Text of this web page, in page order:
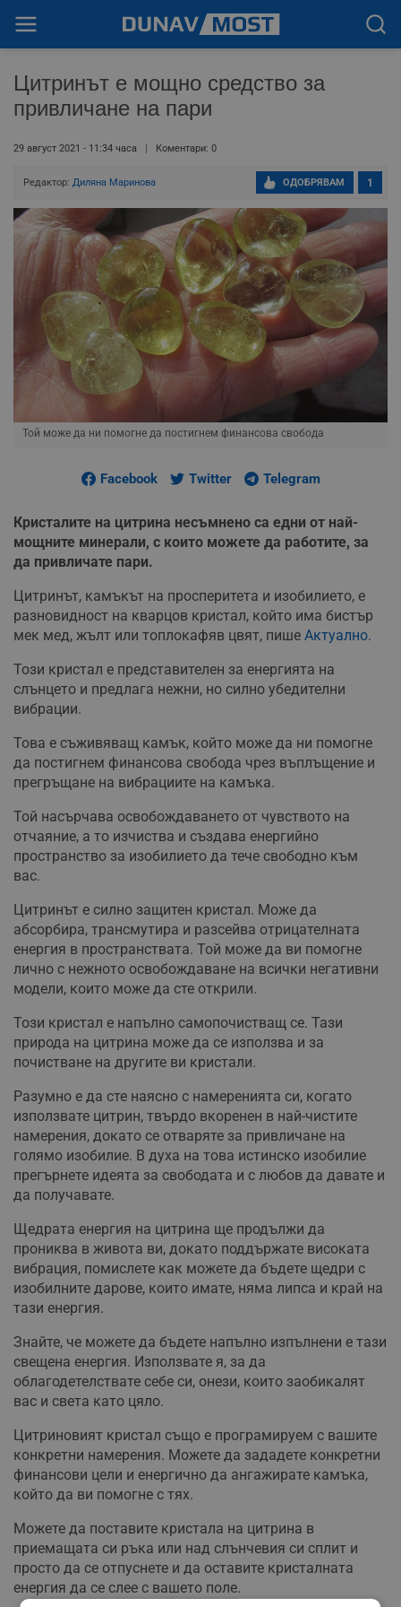
Цитринът е мощно средство за
привличане на пари
29 август 2021 - 11:34 часа Коментари: 0
Редактор: Диляна Маринова 1
ОДОБРЯВАМ
Той може да ни помогне да постигнем финансова свобода
Facebook Twitter Telegram
Кристалите на цитрина несъмнено са едни от най-
мощните минерали, с които можете да работите, за
да привличате пари.
Цитринът, камъкът на просперитета и изобилието, е
разновидност на кварцов кристал, който има бистър
мек мед, жълт или топлокафяв цвят, пише Актуално.
Този кристал е представителен за енергията на
слънцето и предлага нежни, но силно убедителни
вибрации.
Това е съживяващ камък, който може да ни помогне
да постигнем финансова свобода чрез въплъщение и
прегръщане на вибрациите на камъка.
Той насърчава освобождаването от чувството на
отчаяние, а то изчиства и създава енергийно
пространство за изобилието да тече свободно към
вас.
Цитринът е силно защитен кристал. Може да
абсорбира, трансмутира и разсейва отрицателната
енергия в пространствата. Той може да ви помогне
лично с нежното освобождаване на всички негативни
модели, които може да сте открили.
Този кристал е напълно самопочистващ се. Тази
природа на цитрина може да се използва и за
почистване на другите ви кристали.
Разумно е да сте наясно с намеренията си, когато
използвате цитрин, твърдо вкоренен в най-чистите
намерения, докато се отваряте за привличане на
голямо изобилие. В духа на това истинско изобилие
прегърнете идеята за свободата и с любов да давате и
да получавате.
Щедрата енергия на цитрина ще продължи да
прониква в живота ви, докато поддържате високата
вибрация, помислете как можете да бъдете щедри с
изобилните дарове, които имате, няма липса и край на
тази енергия.
Знайте, че можете да бъдете напълно изпълнени е тази
свещена енергия. Използвате я, за да
облагодетелствате себе си, онези, които заобикалят
вас и света като цяло.
Цитриновият кристал също е програмируем с вашите
конкретни намерения. Можете да зададете конкретни
финансови цели и енергично да ангажирате камъка,
който да ви помогне с тях.
Можете да поставите кристала на цитрина в
приемащата си ръка или над слънчевия си сплит и
просто да се отпуснете и да оставите кристалната
енергия да се слее с вашето поле.